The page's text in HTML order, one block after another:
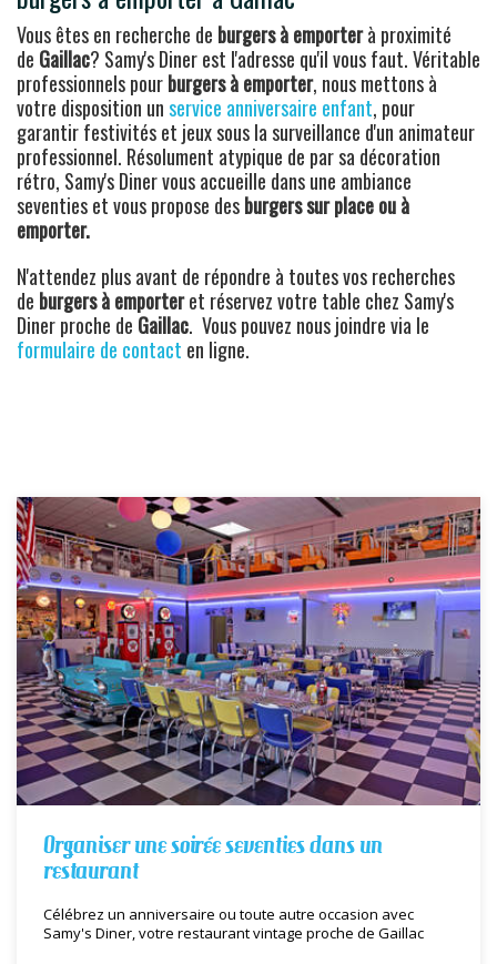
Vous êtes en recherche de burgers à emporterà proximité
de Gaillac? Samy's Diner est l'adresse qu'il vous faut. Véritable
professionnels pourburgers à emporter, nous mettons à
votre disposition unservice anniversaire enfant, pour
garantir festivités et jeux sous la surveillance d'un animateur
professionnel. Résolument atypique de par sa décoration
rétro, Samy's Diner vous accueille dans une ambiance
seventies et vous propose desburgers sur place ou à
emporter.
N'attendez plus avant de répondre à toutes vos recherches
de burgers à emporteret réservez votre table chez Samy's
Diner proche de Gaillac. Vous pouvez nous joindre via le
formulaire de contact en ligne.
Organiser une soirée seventies dans un
restaurant
Célébrez un anniversaire ou toute autre occasion avec
Samy's Diner, votre restaurant vintage proche de Gaillac